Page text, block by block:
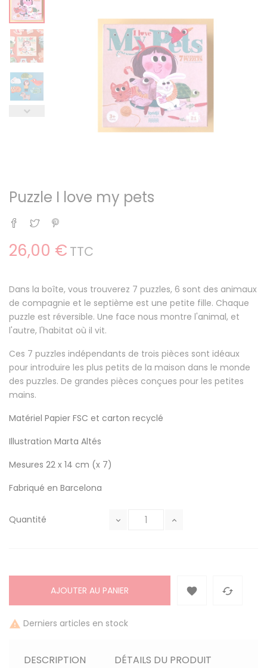
Puzzle I love my pets
Partager
Tweet
26,00 € TTC
Dans la boîte, vous trouverez 7 puzzles, 6 sont des animaux
de compagnie et le septième est une petite fille. Chaque
puzzle est réversible. Une face nous montre l'animal, et
l'autre, l'habitat où il vit.
Ces 7 puzzles indépendants de trois pièces sont idéaux
pour introduire les plus petits de la maison dans le monde
des puzzles. De grandes pièces conçues pour les petites
mains.
Matériel Papier FSC et carton recyclé
Illustration Marta Altés
Mesures 22 x 14 cm (x 7)
Fabriqué en Barcelona
Quantité
AJOUTER AU PANIER  
 Derniers articles en stock
DESCRIPTION DÉTAILS DU PRODUIT